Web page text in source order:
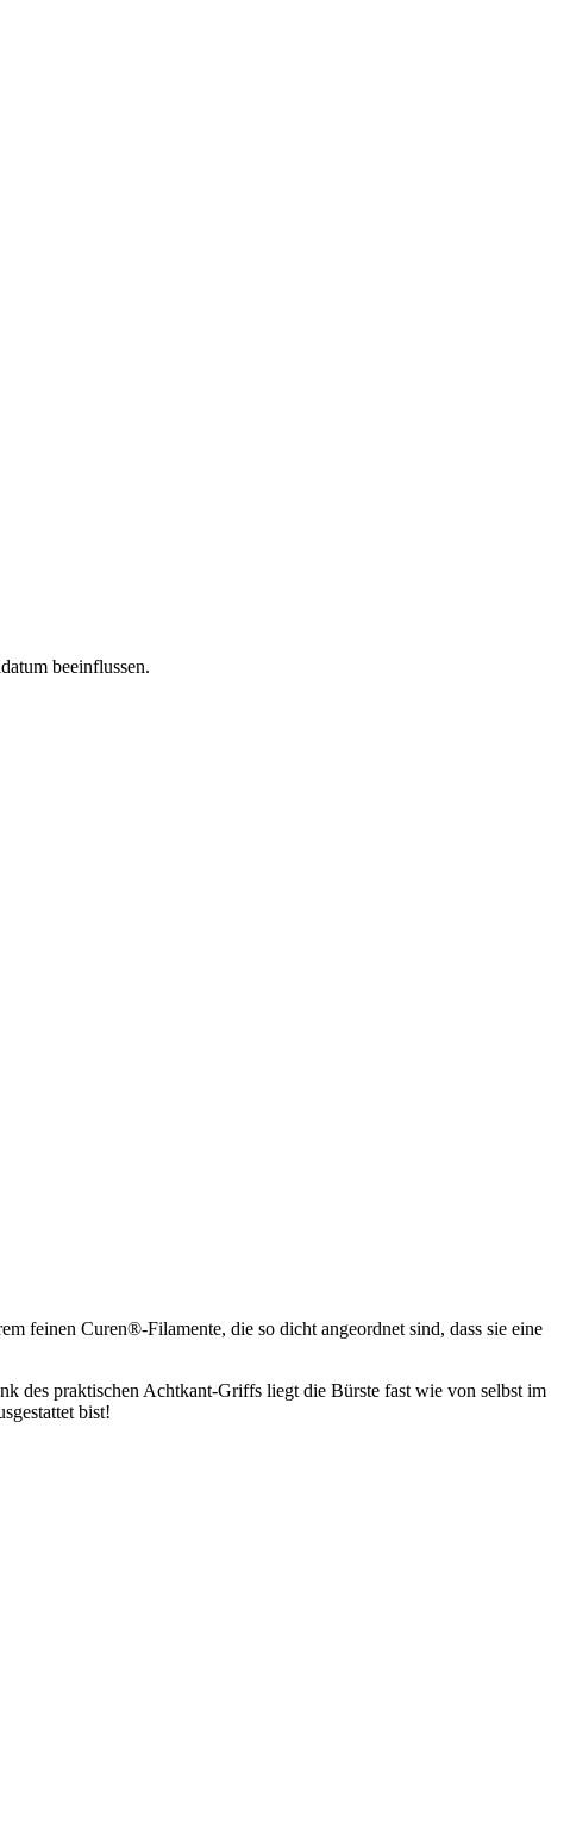
beeinflussen.
feinen Curen®-Filamente, die so dicht angeordnet sind, dass sie eine
des praktischen Achtkant-Griffs liegt die Bürste fast wie von selbst im
bist!